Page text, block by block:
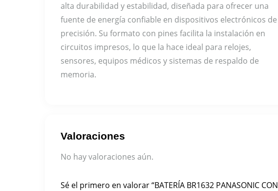
alta durabilidad y estabilidad, diseñada para ofrecer una
fuente de energía confiable en dispositivos electrónicos de
precisión. Su formato con pines facilita la instalación en
circuitos impresos, lo que la hace ideal para relojes,
sensores, equipos médicos y sistemas de respaldo de
memoria.
Valoraciones
No hay valoraciones aún.
Sé el primero en valorar “BATERÍA BR1632 PANASONIC CON